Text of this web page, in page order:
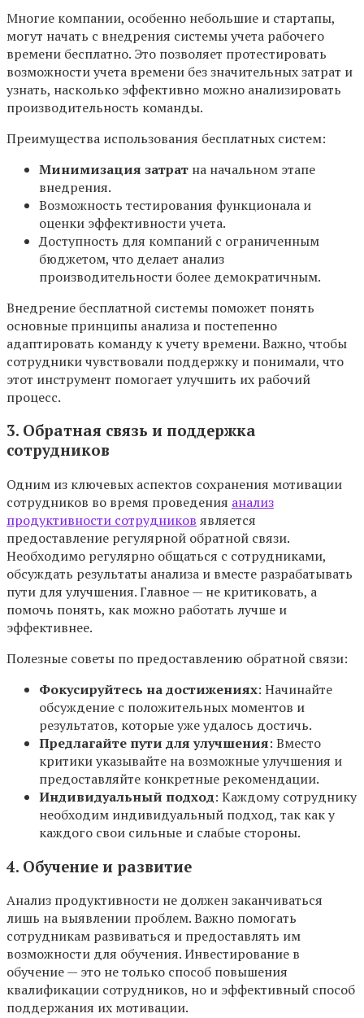
Многие компании, особенно небольшие и стартапы,
могут начать с внедрения системы учета рабочего
времени бесплатно. Это позволяет протестировать
возможности учета времени без значительных затрат и
узнать, насколько эффективно можно анализировать
производительность команды.
Преимущества использования бесплатных систем:
Минимизация затрат на начальном этапе
внедрения.
Возможность тестирования функционала и
оценки эффективности учета.
Доступность для компаний с ограниченным
бюджетом, что делает анализ
производительности более демократичным.
Внедрение бесплатной системы поможет понять
основные принципы анализа и постепенно
адаптировать команду к учету времени. Важно, чтобы
сотрудники чувствовали поддержку и понимали, что
этот инструмент помогает улучшить их рабочий
процесс.
3. Обратная связь и поддержка
сотрудников
Одним из ключевых аспектов сохранения мотивации
сотрудников во время проведения анализ
продуктивности сотрудников является
предоставление регулярной обратной связи.
Необходимо регулярно общаться с сотрудниками,
обсуждать результаты анализа и вместе разрабатывать
пути для улучшения. Главное — не критиковать, а
помочь понять, как можно работать лучше и
эффективнее.
Полезные советы по предоставлению обратной связи:
Фокусируйтесь на достижениях: Начинайте
обсуждение с положительных моментов и
результатов, которые уже удалось достичь.
Предлагайте пути для улучшения: Вместо
критики указывайте на возможные улучшения и
предоставляйте конкретные рекомендации.
Индивидуальный подход: Каждому сотруднику
необходим индивидуальный подход, так как у
каждого свои сильные и слабые стороны.
4. Обучение и развитие
Анализ продуктивности не должен заканчиваться
лишь на выявлении проблем. Важно помогать
сотрудникам развиваться и предоставлять им
возможности для обучения. Инвестирование в
обучение — это не только способ повышения
квалификации сотрудников, но и эффективный способ
поддержания их мотивации.